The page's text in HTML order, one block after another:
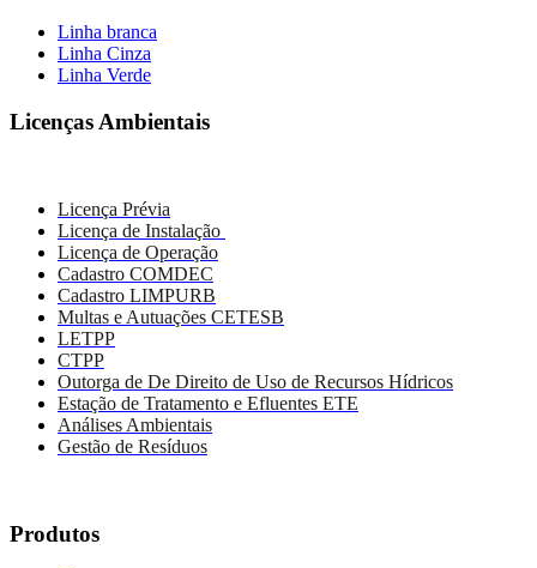
Linha branca
Linha Cinza
Linha Verde
Licenças Ambientais
Licença Prévia
Licença de Instalação
Licença de Operação
Cadastro COMDEC
Cadastro LIMPURB
Multas e Autuações CETESB
LETPP
CTPP
Outorga de De Direito de Uso de Recursos Hídricos
Estação de Tratamento e Efluentes ETE
Análises Ambientais
Gestão de Resíduos
Produtos